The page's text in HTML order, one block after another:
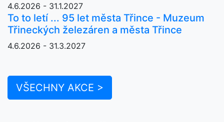
4.6.2026 - 31.1.2027
To to letí ... 95 let města Třince - Muzeum
Třineckých železáren a města Třince
4.6.2026 - 31.3.2027
VŠECHNY AKCE >